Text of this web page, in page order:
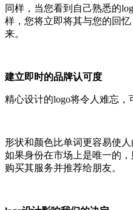
同样，当您看到自己熟悉的
样，您将立即将其与您的回
来。
建立即时的品牌认可度
精心设计的logo将令人难忘，
形状和颜色比单词更容易使
如果身份在市场上是唯一的
购买其服务并推荐给朋友。